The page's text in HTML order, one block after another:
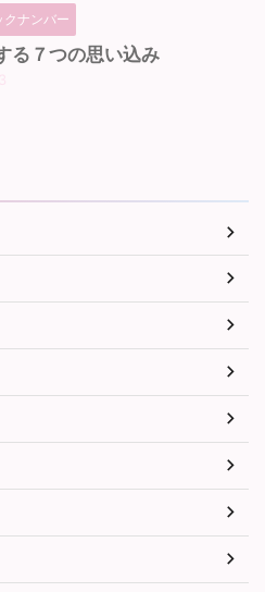
クナンバー
る７つの思い込み